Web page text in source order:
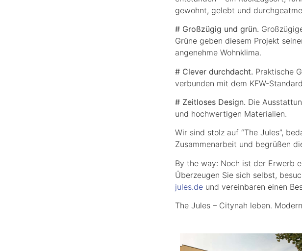
gewohnt, gelebt und
# Großzügig und grün.
Grüne geben diesem Projekt
angenehme Wohnklima.
# Clever durchdacht. Praktische
verbunden mit dem KFW-
# Zeitloses Design. Die
und hochwertigen Materialien.
Wir sind stolz auf “The Jules”,
Zusammenarbeit und begrüßen
By the way: Noch ist der Erwerb
Überzeugen Sie sich selbst,
jules.de und vereinbaren einen
The Jules – Citynah leben.